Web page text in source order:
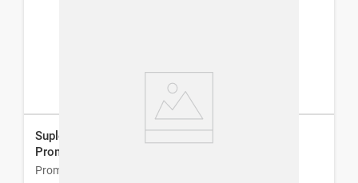
Suplemento Dietario Whey Protein Sabor Vainilla
Promofarma x 300 g
Promofarma